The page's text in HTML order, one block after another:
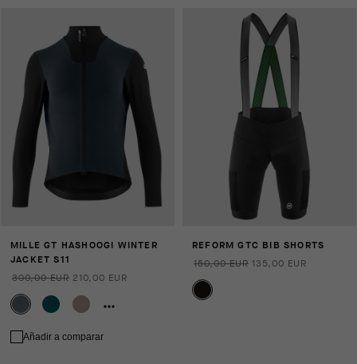
MILLE GT HASHOOGI WINTER
JACKET S11
300,00 EUR 210,00 EUR
Añadir a comparar
REFORM GTC BIB SHORTS
150,00 EUR 135,00 EUR